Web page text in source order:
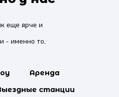
еще ярче и
- именно то,
Аренда
станции